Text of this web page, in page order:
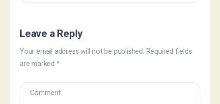
Leave a Reply
Your email address will not be published. Required fields
are marked *